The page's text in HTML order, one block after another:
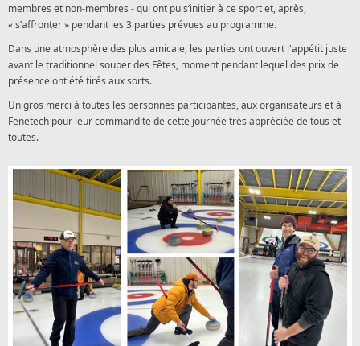
membres et non-membres - qui ont pu s’initier à ce sport et, après,
« s’affronter » pendant les 3 parties prévues au programme.
Dans une atmosphère des plus amicale, les parties ont ouvert l'appétit juste
avant le traditionnel souper des Fêtes, moment pendant lequel des prix de
présence ont été tirés aux sorts.
Un gros merci à toutes les personnes participantes, aux organisateurs et à
Fenetech pour leur commandite de cette journée très appréciée de tous et
toutes.